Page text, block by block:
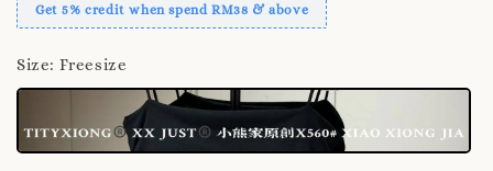
Get 5% credit when spend RM38 & above
Size: Freesize